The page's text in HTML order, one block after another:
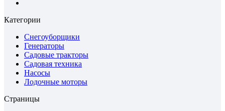
Категории
Снегоуборщики
Генераторы
Садовые тракторы
Садовая техника
Насосы
Лодочные моторы
Страницы